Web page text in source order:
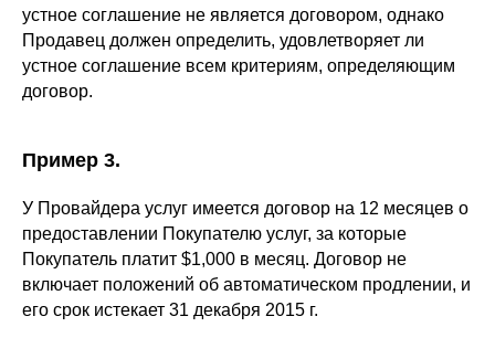
устное соглашение не является договором, однако
Продавец должен определить, удовлетворяет ли
устное соглашение всем критериям, определяющим
договор.
Пример 3.
У Провайдера услуг имеется договор на 12 месяцев о
предоставлении Покупателю услуг, за которые
Покупатель платит $1,000 в месяц. Договор не
включает положений об автоматическом продлении, и
его срок истекает 31 декабря 2015 г.